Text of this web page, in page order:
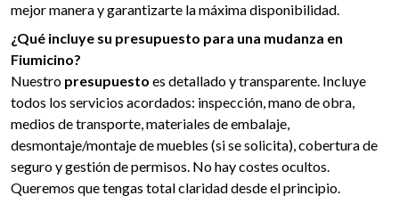
mejor manera y garantizarte la máxima disponibilidad.
¿Qué incluye su presupuesto para una mudanza en
Fiumicino?
Nuestro presupuesto es detallado y transparente. Incluye
todos los servicios acordados: inspección, mano de obra,
medios de transporte, materiales de embalaje,
desmontaje/montaje de muebles (si se solicita), cobertura de
seguro y gestión de permisos. No hay costes ocultos.
Queremos que tengas total claridad desde el principio.